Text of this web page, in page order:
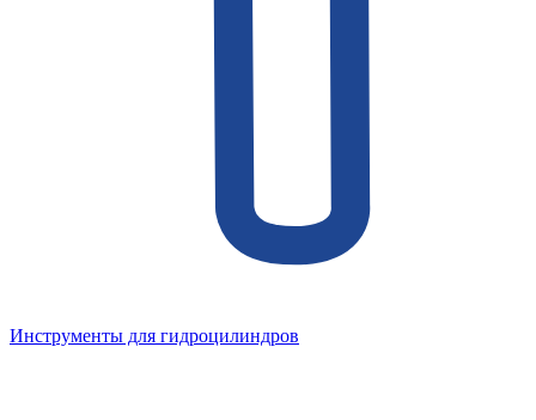
Инструменты для гидроцилиндров